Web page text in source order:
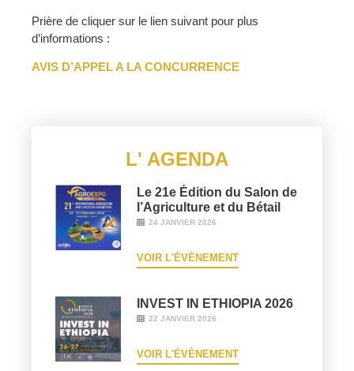
Prière de cliquer sur le lien suivant pour plus
d’informations :
AVIS D’APPEL A LA CONCURRENCE
L' AGENDA
Le 21e Édition du Salon de
l’Agriculture et du Bétail
24 JANVIER 2026
VOIR L'ÉVÈNEMENT
INVEST IN ETHIOPIA 2026
22 JANVIER 2026
VOIR L'ÉVÈNEMENT